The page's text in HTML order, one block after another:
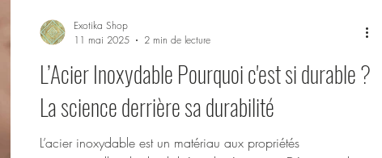
L’Acier Inoxydable Pourquoi c'est si durable ?
La science derrière sa durabilité
L’acier inoxydable est un matériau aux propriétés
Exotika Shop
11 mai 2025
2 min de lecture